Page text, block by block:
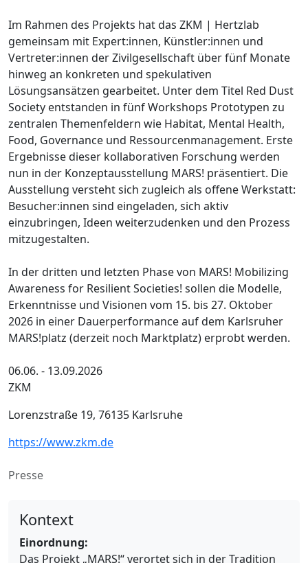
Im Rahmen des Projekts hat das ZKM | Hertzlab
gemeinsam mit Expert:innen, Künstler:innen und
Vertreter:innen der Zivilgesellschaft über fünf Monate
hinweg an konkreten und spekulativen
Lösungsansätzen gearbeitet. Unter dem Titel Red Dust
Society entstanden in fünf Workshops Prototypen zu
zentralen Themenfeldern wie Habitat, Mental Health,
Food, Governance und Ressourcenmanagement. Erste
Ergebnisse dieser kollaborativen Forschung werden
nun in der Konzeptausstellung MARS! präsentiert. Die
Ausstellung versteht sich zugleich als offene Werkstatt:
Besucher:innen sind eingeladen, sich aktiv
einzubringen, Ideen weiterzudenken und den Prozess
mitzugestalten.
In der dritten und letzten Phase von MARS! Mobilizing
Awareness for Resilient Societies! sollen die Modelle,
Erkenntnisse und Visionen vom 15. bis 27. Oktober
2026 in einer Dauerperformance auf dem Karlsruher
MARS!platz (derzeit noch Marktplatz) erprobt werden.
06.06. - 13.09.2026
ZKM
Lorenzstraße 19, 76135 Karlsruhe
https://www.zkm.de
Presse
Kontext
Einordnung:
Das Projekt „MARS!“ verortet sich in der Tradition